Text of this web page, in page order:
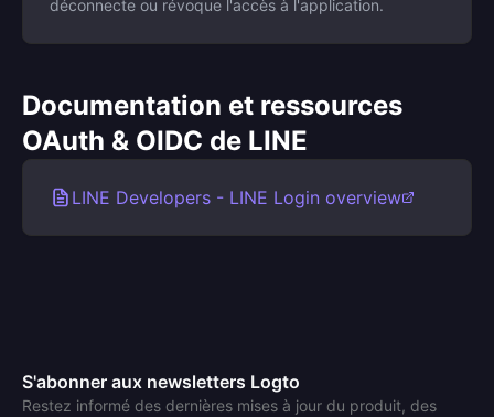
déconnecte ou révoque l'accès à l'application.
Documentation et ressources
OAuth & OIDC de LINE
LINE Developers - LINE Login overview
S'abonner aux newsletters Logto
Restez informé des dernières mises à jour du produit, des